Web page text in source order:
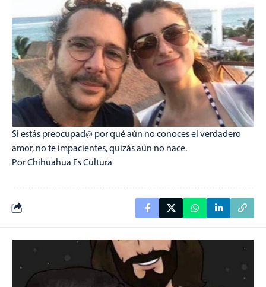
Si estás preocupad@ por qué aún no conoces el verdadero
amor, no te impacientes, quizás aún no nace.
Por Chihuahua Es Cultura